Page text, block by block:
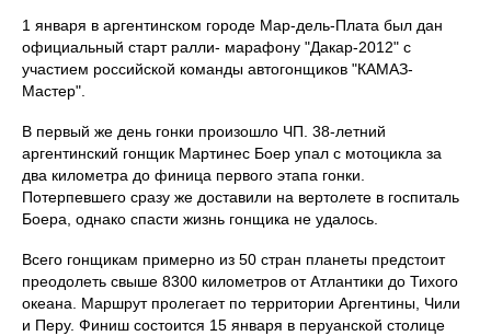
1 января в аргентинском городе Мар-дель-Плата был дан
официальный старт ралли- марафону "Дакар-2012" с
участием российской команды автогонщиков "КАМАЗ-
Мастер".
В первый же день гонки произошло ЧП. 38-летний
аргентинский гонщик Мартинес Боер упал с мотоцикла за
два километра до финица первого этапа гонки.
Потерпевшего сразу же доставили на вертолете в госпиталь
Боера, однако спасти жизнь гонщика не удалось.
Всего гонщикам примерно из 50 стран планеты предстоит
преодолеть свыше 8300 километров от Атлантики до Тихого
океана. Маршрут пролегает по территории Аргентины, Чили
и Перу. Финиш состоится 15 января в перуанской столице